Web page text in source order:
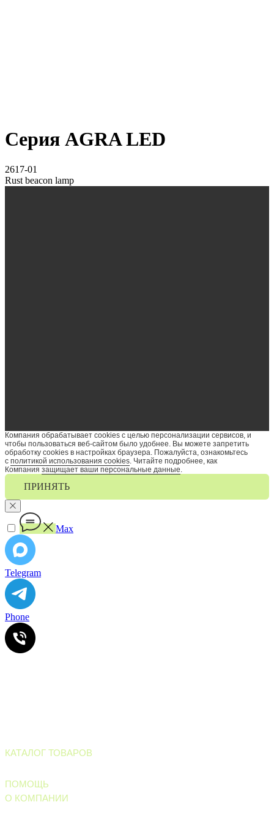
Серия AGRA LED
2617-01
Rust beacon lamp
КАТАЛОГ ТОВАРОВ
ПОМОЩЬ
О КОМПАНИИ
Компания обрабатывает cookies с целью персонализации сервисов, и
чтобы пользоваться веб-сайтом было удобнее. Вы можете запретить
обработку сookies в настройках браузера. Пожалуйста, ознакомьтесь
с политикой использования cookies. Читайте подробнее, как
Компания защищает ваши персональные данные.
ПРИНЯТЬ
Max
Telegram
Phone